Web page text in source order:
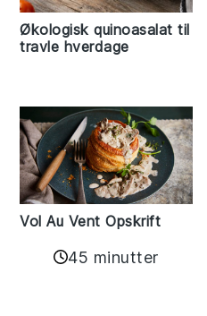
Økologisk quinoasalat til
travle hverdage
Vol Au Vent Opskrift
45 minutter